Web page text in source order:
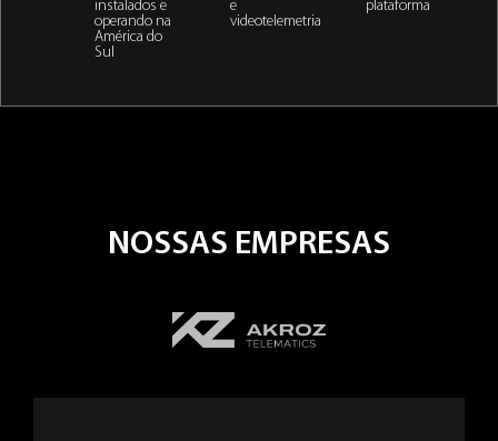
instalados e
operando na
América do
Sul
e
videotelemetria
plataforma
NOSSAS EMPRESAS